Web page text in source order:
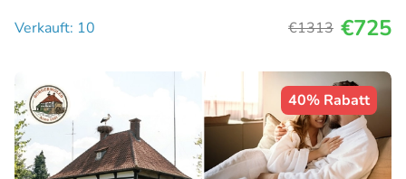
Verkauft: 10
€1313 €725
40% Rabatt